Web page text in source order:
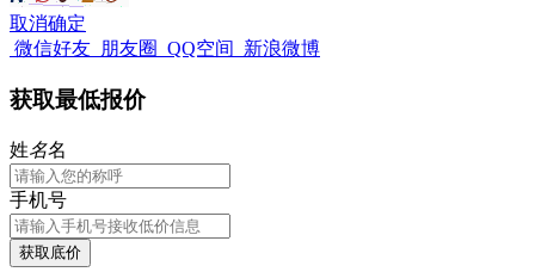
取消确定
微信好友 朋友圈 QQ空间 新浪微博
获取最低报价
姓名名
手机号
获取底价